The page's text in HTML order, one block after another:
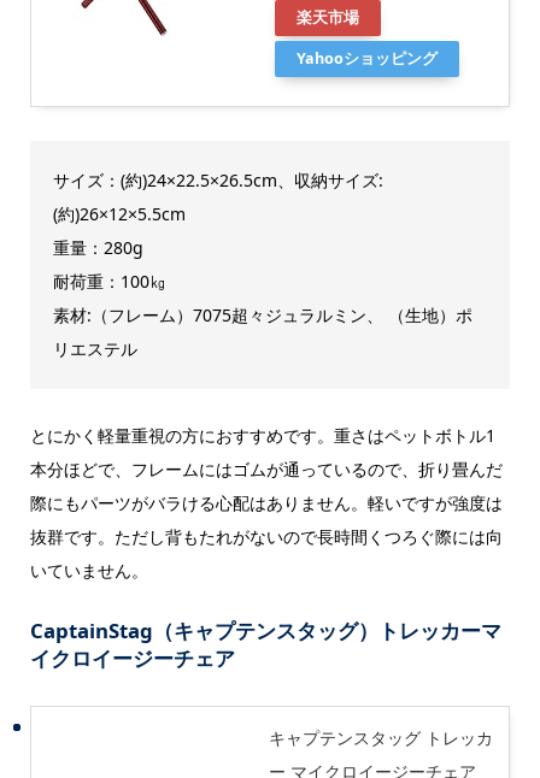
楽天市場
Yahooショッピング
サイズ： (約)24×22.5×26.5cm、 収納サイズ:
(約)26×12×5.5cm
重量：280g
耐荷重：100㎏
素材:（フレーム）7075超々ジュラルミン、 （生地）ポ
リエステル
とにかく軽量重視の方におすすめです。重さはペットボトル1
本分ほどで、フレームにはゴムが通っているので、折り畳んだ
際にもパーツがバラける心配はありません。軽いですが強度は
抜群です。ただし背もたれがないので長時間くつろぐ際には向
いていません。
CaptainStag（キャプテンスタッグ）トレッカーマ
イクロイージーチェア
キャプテンスタッグ トレッカ
ー マイクロイージーチェア